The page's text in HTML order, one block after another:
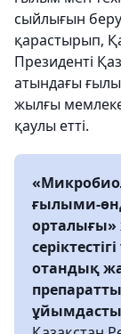
сыйлығын
қарастырып,
Президенті
атындағы
жылғы
қаулы етті.
ғылыми-
орталығы»
отандық